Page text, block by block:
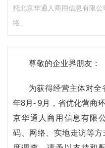
托北京华通人商用信息有限
络、
尊敬的企业界朋友：
为获得经营主体对
年8月- 9月，省优化营商
京华通人商用信息有限
码、网络、实地走访等